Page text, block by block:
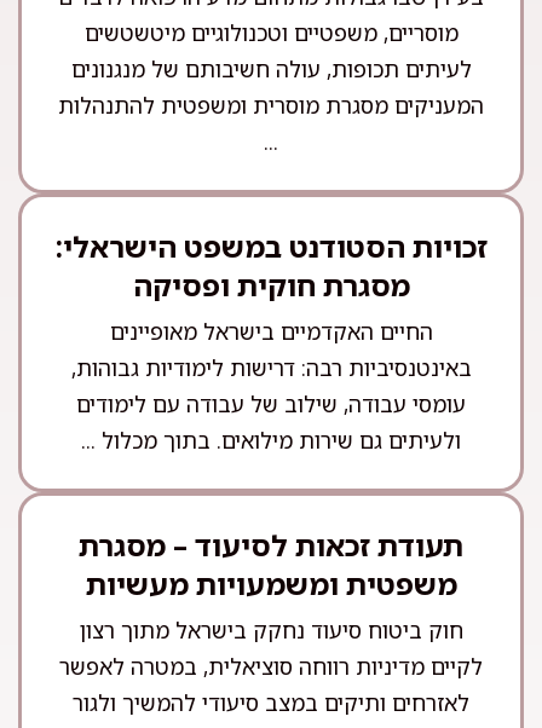
מוסריים, משפטיים וטכנולוגיים מיטשטשים
לעיתים תכופות, עולה חשיבותם של מנגנונים
המעניקים מסגרת מוסרית ומשפטית להתנהלות
...
זכויות הסטודנט במשפט הישראלי:
מסגרת חוקית ופסיקה
החיים האקדמיים בישראל מאופיינים
באינטנסיביות רבה: דרישות לימודיות גבוהות,
עומסי עבודה, שילוב של עבודה עם לימודים
ולעיתים גם שירות מילואים. בתוך מכלול ...
תעודת זכאות לסיעוד – מסגרת
משפטית ומשמעויות מעשיות
חוק ביטוח סיעוד נחקק בישראל מתוך רצון
לקיים מדיניות רווחה סוציאלית, במטרה לאפשר
לאזרחים ותיקים במצב סיעודי להמשיך ולגור